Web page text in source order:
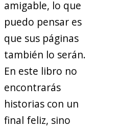
amigable, lo que
puedo pensar es
que sus páginas
también lo serán.
En este libro no
encontrarás
historias con un
final feliz, sino